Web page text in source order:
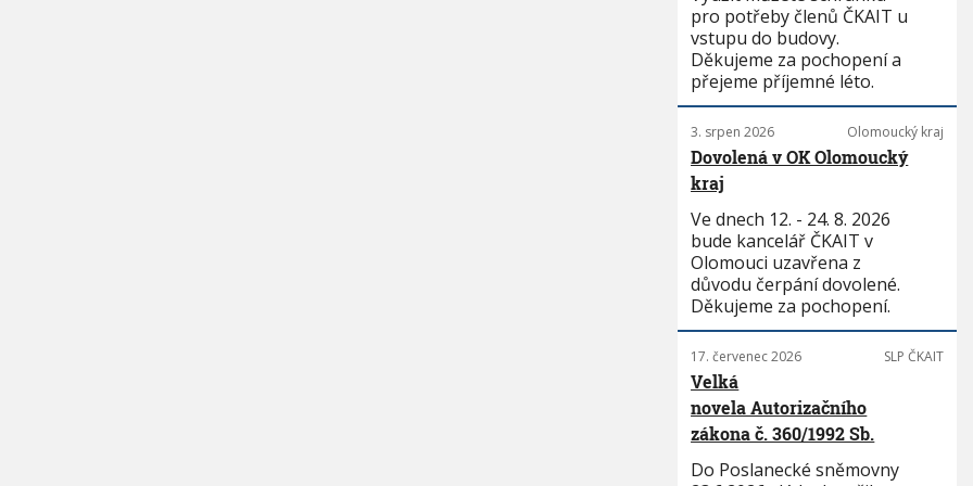
pro potřeby členů ČKAIT u
vstupu do budovy.
Děkujeme za pochopení a
přejeme příjemné léto.
3. srpen 2026 Olomoucký kraj
Dovolená v OK Olomoucký
kraj
Ve dnech 12. - 24. 8. 2026
bude kancelář ČKAIT v
Olomouci uzavřena z
důvodu čerpání dovolené.
Děkujeme za pochopení.
17. červenec 2026 SLP ČKAIT
Velká
novela Autorizačního
zákona č. 360/1992 Sb.
Do Poslanecké sněmovny